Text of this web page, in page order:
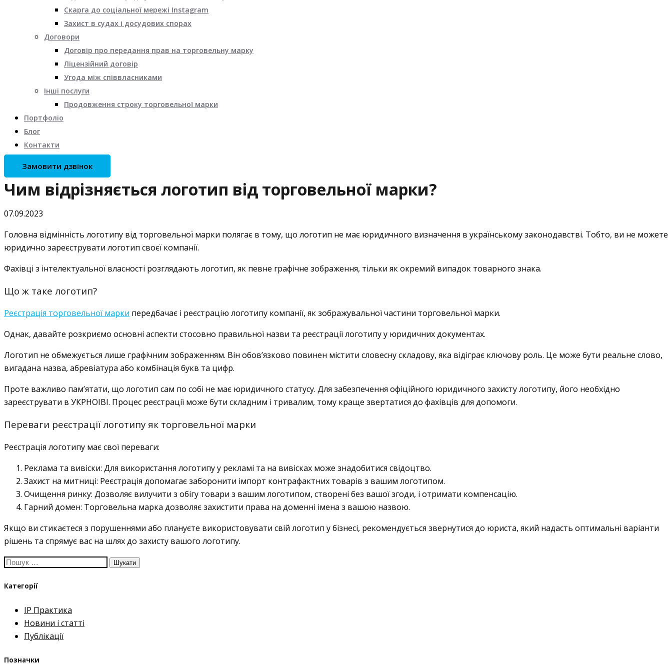
Скарга до соціальної мережі Instagram
Захист в судах і досудових спорах
Договори
Договір про передання прав на торговельну марку
Ліцензійний договір
Угода між співвласниками
Інші послуги
Продовження строку торговельної марки
Портфоліо
Блог
Контакти
Замовити дзвінок
Чим відрізняється логотип від торговельної марки?
07.09.2023
Головна відмінність логотипу від торговельної марки полягає в тому, що логотип не має юридичного визначення в українському законодавстві. Тобто, ви не можете
юридично зареєструвати логотип своєї компанії.
Фахівці з інтелектуальної власності розглядають логотип, як певне графічне зображення, тільки як окремий випадок товарного знака.
Що ж таке логотип?
Реєстрація торговельної марки передбачає і реєстрацію логотипу компанії, як зображувальної частини торговельної марки.
Однак, давайте розкриємо основні аспекти стосовно правильної назви та реєстрації логотипу у юридичних документах.
Логотип не обмежується лише графічним зображенням. Він обов’язково повинен містити словесну складову, яка відіграє ключову роль. Це може бути реальне слово,
вигадана назва, абревіатура або комбінація букв та цифр.
Проте важливо пам’ятати, що логотип сам по собі не має юридичного статусу. Для забезпечення офіційного юридичного захисту логотипу, його необхідно
зареєструвати в УКРНОІВІ. Процес реєстрації може бути складним і тривалим, тому краще звертатися до фахівців для допомоги.
Переваги реєстрації логотипу як торговельної марки
Реєстрація логотипу має свої переваги:
Реклама та вивіски: Для використання логотипу у рекламі та на вивісках може знадобитися свідоцтво.
Захист на митниці: Реєстрація допомагає заборонити імпорт контрафактних товарів з вашим логотипом.
Очищення ринку: Дозволяє вилучити з обігу товари з вашим логотипом, створені без вашої згоди, і отримати компенсацію.
Гарний домен: Торговельна марка дозволяє захистити права на доменні імена з вашою назвою.
Якщо ви стикаєтеся з порушеннями або плануєте використовувати свій логотип у бізнесі, рекомендується звернутися до юриста, який надасть оптимальні варіанти
рішень та спрямує вас на шлях до захисту вашого логотипу.
Пошук:
Категорії
IP Практика
Новини і статті
Публікації
Позначки